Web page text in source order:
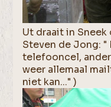
Ut draait in
Steven de Jong:
telefooncel,
weer allemaal
niet kan..." )